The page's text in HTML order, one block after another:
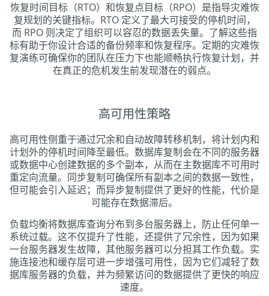
恢复时间目标（RTO）和恢复点目标（RPO）是指导灾难恢
复规划的关键指标。RTO 定义了最大可接受的停机时间，
而 RPO 则决定了组织可以容忍的数据丢失量。了解这些指
标有助于你设计合适的备份频率和恢复程序。定期的灾难恢
复演练可确保你的团队在压力下也能顺畅执行恢复计划，并
在真正的危机发生前发现潜在的弱点。
高可用性策略
高可用性侧重于通过冗余和自动故障转移机制，将计划内和
计划外的停机时间降至最低。数据库复制会在不同的服务器
或数据中心创建数据的多个副本，从而在主数据库不可用时
重定向流量。同步复制可确保所有副本之间的数据一致性，
但可能会引入延迟；而异步复制提供了更好的性能，代价是
可能存在数据滞后。
负载均衡将数据库查询分布到多台服务器上，防止任何单一
系统过载。这不仅提升了性能，还提供了冗余性，因为如果
一台服务器发生故障，其他服务器可以分担其工作负载。实
施连接池和缓存层可进一步增强可用性，因为它们减轻了数
据库服务器的负载，并为频繁访问的数据提供了更快的响应
速度。